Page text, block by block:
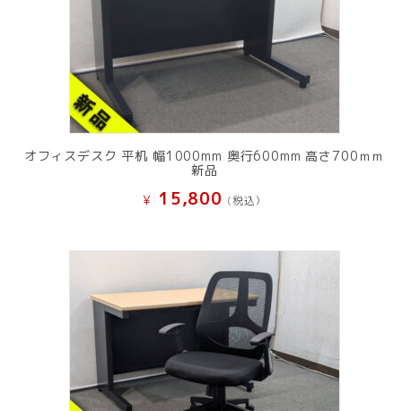
オフィスデスク 平机 幅1000mm 奥行600mm 高さ700ｍｍ
新品
¥ 15,800 (税込）